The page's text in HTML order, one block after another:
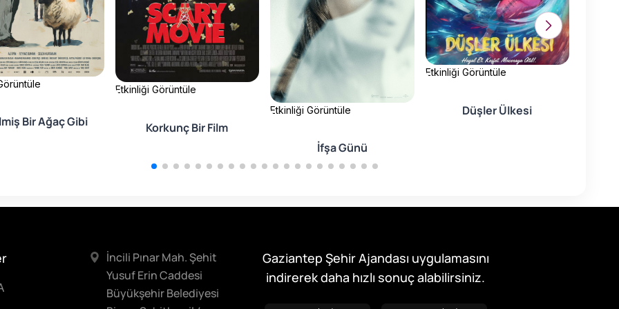
Bir Ağaç Gibi
Etkinliği Görüntüle
Korkunç Bir Film
Etkinliği Görüntüle
İfşa Günü
Etkinliği Görüntüle
Düşler Ülkesi
İncili Pınar Mah. Şehit
Yusuf Erin Caddesi
Büyükşehir Belediyesi
Gaziantep Şehir Ajandası uygulamasını
indirerek daha hızlı sonuç alabilirsiniz.